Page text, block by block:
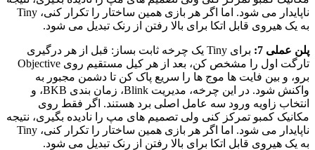
ناپایدار می شود. اما اگر هر بازی همین ساختار را تکرار کنی، Tiny
به یک هیروی قابل اتکا برای بالا رفتن از رنک تبدیل می شود.
پلن عملی 7:
برای Tiny یک چرخه ثابت بساز: قبل از هر درگیری
تارگت اول را مشخص کن، بعد از هر کیل مستقیم روی Objective
برو، و بین فایت ها موج ها را سریع پاک کن تا دشمن مجبور به
واکنش شود. در این چرخه، مدیریت Blink، زمان بندی BKB، و
انتخاب زاویه ورود سه عامل اصلی برد هستند. اگر فقط روی
مکانیک کمبو تمرکز کنی ولی تصمیم های مپ را نادیده بگیری، نتیجه
ناپایدار می شود. اما اگر هر بازی همین ساختار را تکرار کنی، Tiny
به یک هیروی قابل اتکا برای بالا رفتن از رنک تبدیل می شود.